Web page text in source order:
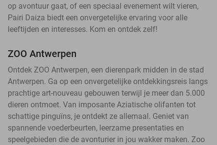
op avontuur gaat, of een speciaal evenement wilt vieren,
Pairi Daiza biedt een onvergetelijke ervaring voor alle
leeftijden en interesses. Kom en ontdek zelf!
ZOO Antwerpen
Ontdek ZOO Antwerpen, een dierenpark midden in de stad
Antwerpen. Ga op een onvergetelijke ontdekkingsreis langs
prachtige art-nouveau gebouwen terwijl je meer dan 5.000
dieren ontmoet. Van imposante Aziatische olifanten tot
schattige pinguïns, je ontdekt ze allemaal. Geniet van
spannende voederbeurten, leerzame presentaties en
speelgebieden die de avonturier in jou wakker maken. Zoo